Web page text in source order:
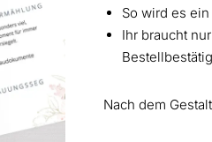
So wird es
Ihr braucht
Nach dem